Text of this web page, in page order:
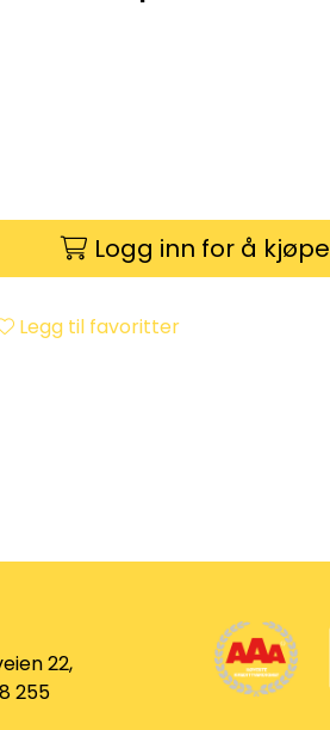
Logg inn for å kjøpe
Legg til favoritter
22,
255